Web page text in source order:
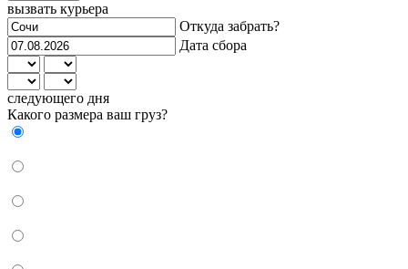
вызвать курьера
Откуда забрать?
Дата сбора
следующего дня
Какого размера ваш груз?